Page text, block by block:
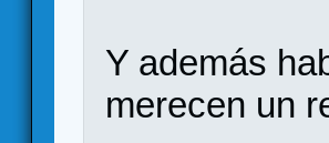
Y además
merecen un